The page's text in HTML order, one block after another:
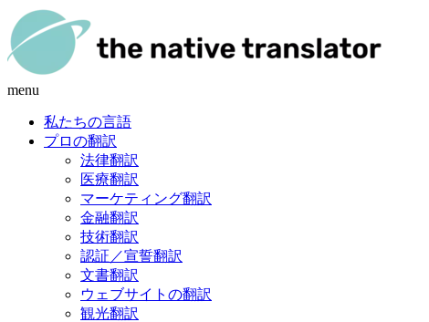
menu
私たちの言語
プロの翻訳
法律翻訳
医療翻訳
マーケティング翻訳
金融翻訳
技術翻訳
認証／宣誓翻訳
文書翻訳
ウェブサイトの翻訳
観光翻訳